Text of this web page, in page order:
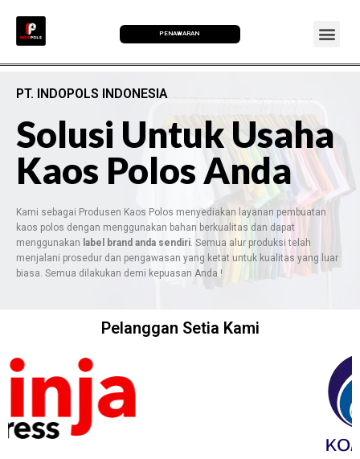
PENAWARAN
PT. INDOPOLS INDONESIA
Solusi Untuk Usaha
Kaos Polos Anda
Kami sebagai Produsen Kaos Polos menyediakan layanan pembuatan
kaos polos dengan menggunakan bahan berkualitas dan dapat
menggunakan label brand anda sendiri . Semua alur produksi telah
menjalani prosedur dan pengawasan yang ketat untuk kualitas yang luar
biasa. Semua dilakukan demi kepuasan Anda !
Pelanggan Setia Kami